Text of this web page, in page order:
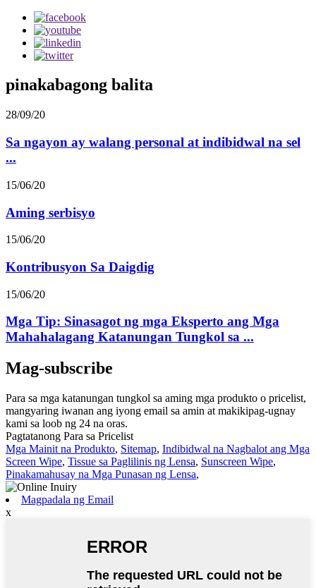
pinakabagong balita
28/09/20
Sa ngayon ay walang personal at indibidwal na sel
...
15/06/20
Aming serbisyo
15/06/20
Kontribusyon Sa Daigdig
15/06/20
Mga Tip: Sinasagot ng mga Eksperto ang Mga
Mahahalagang Katanungan Tungkol sa ...
Mag-subscribe
Para sa mga katanungan tungkol sa aming mga produkto o pricelist,
mangyaring iwanan ang iyong email sa amin at makikipag-ugnay
kami sa loob ng 24 na oras.
Pagtatanong Para sa Pricelist
Mga Mainit na Produkto, Sitemap, Indibidwal na Nagbalot ang Mga
Screen Wipe, Tissue sa Paglilinis ng Lensa, Sunscreen Wipe,
Pinakamahusay na Mga Punasan ng Lensa,
Magpadala ng Email
x